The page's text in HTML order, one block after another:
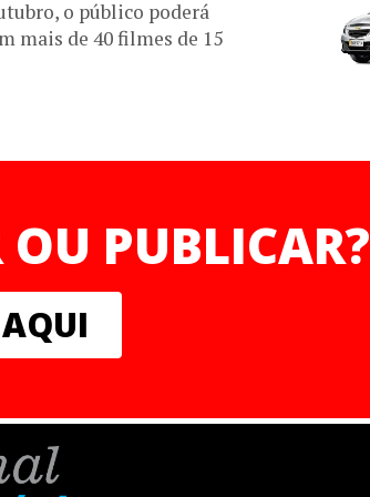
o público poderá
mais de 40 filmes de 15
PUBLICAR?